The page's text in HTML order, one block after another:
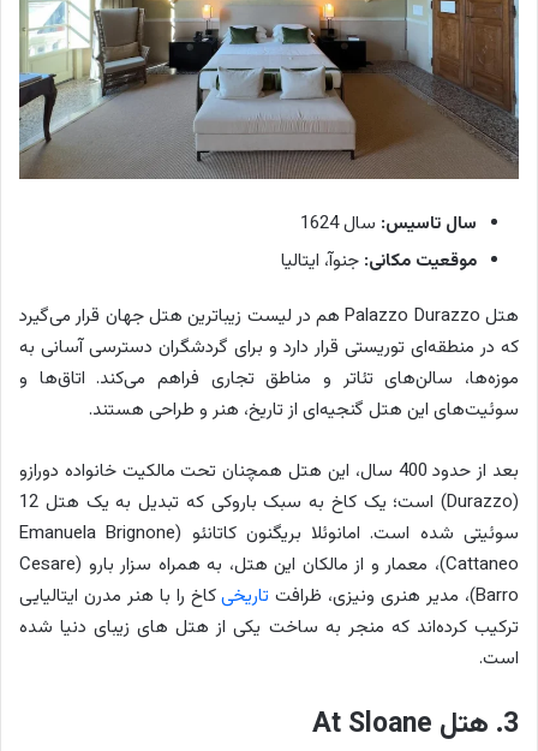
سال تاسیس: سال 1624
موقعیت مکانی: جنوآ، ایتالیا
هتل Palazzo Durazzo هم در لیست زیباترین هتل‌ جهان قرار می‌گیرد
که در منطقه‌ای توریستی قرار دارد و برای گردشگران دسترسی آسانی به
موزه‌ها، سالن‌های تئاتر و مناطق تجاری فراهم می‌کند. اتاق‌ها و
سوئیت‌های این هتل گنجیه‌ای از تاریخ، هنر و طراحی هستند.
بعد از حدود 400 سال، این هتل همچنان تحت مالکیت خانواده دورازو
(Durazzo) است؛ یک کاخ به سبک باروکی که تبدیل به یک هتل 12
سوئیتی شده است. امانوئلا بریگنون کاتانئو (Emanuela Brignone
Cattaneo)، معمار و از مالکان این هتل، به همراه سزار بارو (Cesare
Barro)، مدیر هنری ونیزی، ظرافت
تاریخیکاخ را با هنر مدرن ایتالیایی
ترکیب کرده‌اند که منجر به ساخت یکی از هتل های زیبای دنیا شده
است.
3. هتل At Sloane